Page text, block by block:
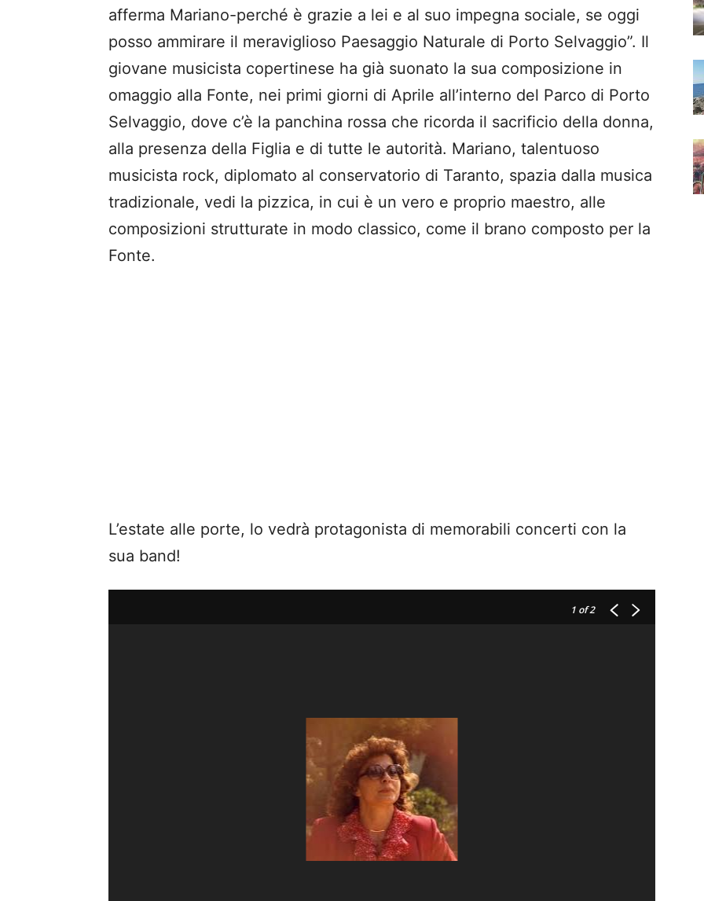
afferma Mariano-perché è grazie a lei e al suo impegna sociale, se oggi
posso ammirare il meraviglioso Paesaggio Naturale di Porto Selvaggio”. Il
giovane musicista copertinese ha già suonato la sua composizione in
omaggio alla Fonte, nei primi giorni di Aprile all’interno del Parco di Porto
Selvaggio, dove c’è la panchina rossa che ricorda il sacrificio della donna,
alla presenza della Figlia e di tutte le autorità. Mariano, talentuoso
musicista rock, diplomato al conservatorio di Taranto, spazia dalla musica
tradizionale, vedi la pizzica, in cui è un vero e proprio maestro, alle
composizioni strutturate in modo classico, come il brano composto per la
Fonte.
L’estate alle porte, lo vedrà protagonista di memorabili concerti con la
sua band!
1 of 2